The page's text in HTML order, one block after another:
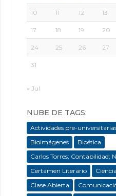
10 11 12 13
17 18 19 20
24 25 26 27
31
« Jul
NUBE DE TAGS:
Actividades pre-
Bioimágenes
Bioética
Carlos Torres; Contabilidad;
Certamen Literario
Clase Abierta